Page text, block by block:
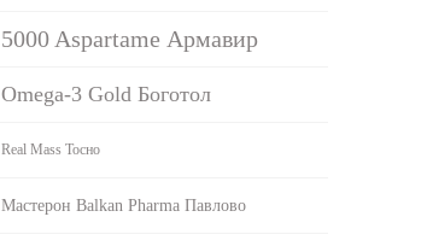
5000 Aspartame Армавир
Omega-3 Gold Боготол
Real Mass Тосно
Мастерон Balkan Pharma Павлово